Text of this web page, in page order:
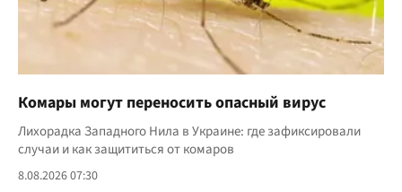
Комары могут переносить опасный вирус
Лихорадка Западного Нила в Украине: где зафиксировали
случаи и как защититься от комаров
8.08.2026 07:30